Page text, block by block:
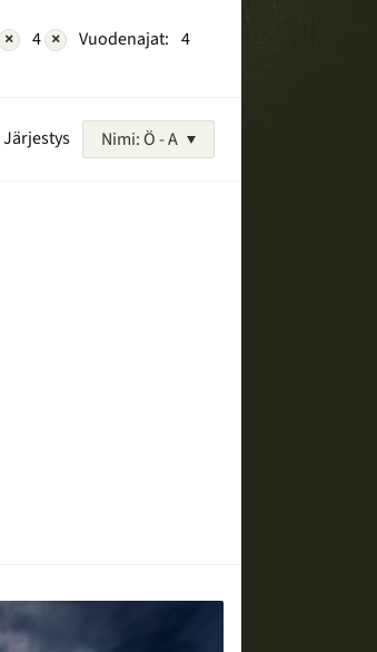
× 4 × Vuodenajat: 4
Järjestys Nimi: Ö - A